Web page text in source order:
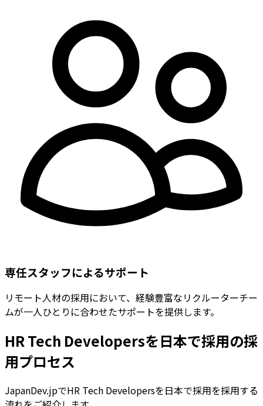
専任スタッフによるサポート
リモート人材の採用において、経験豊富なリクルーターチー
ムが一人ひとりに合わせたサポートを提供します。
HR Tech Developersを日本で採用の採
用プロセス
JapanDev.jpでHR Tech Developersを日本で採用を採用する